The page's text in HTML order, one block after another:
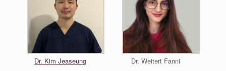
Dr. Kim Jeaseung Dr. Weitert Fanni